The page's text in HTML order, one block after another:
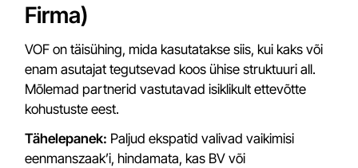
Firma)
VOF on täisühing, mida kasutatakse siis, kui kaks või
enam asutajat tegutsevad koos ühise struktuuri all.
Mõlemad partnerid vastutavad isiklikult ettevõtte
kohustuste eest.
Tähelepanek: Paljud ekspatid valivad vaikimisi
eenmanszaak’i, hindamata, kas BV või